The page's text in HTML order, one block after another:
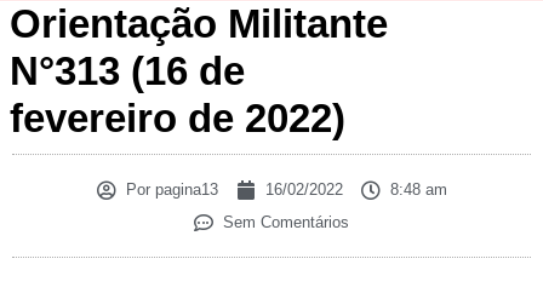
Orientação Militante
N°313 (16 de
fevereiro de 2022)
Porpagina13 16/02/2022
8:48 am
Sem Comentários